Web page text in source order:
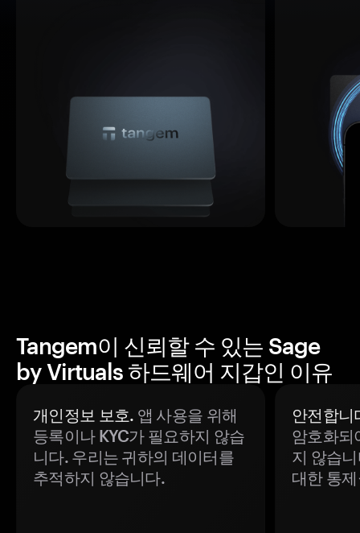
Tangem이 신뢰할 수 있는 Sage
by Virtuals 하드웨어 지갑인 이유
개인정보 보호. 앱 사용을 위해
등록이나 KYC가 필요하지 않습
니다. 우리는 귀하의 데이터를
추적하지 않습니다.
안전합니
암호화되
지 않습
대한 통